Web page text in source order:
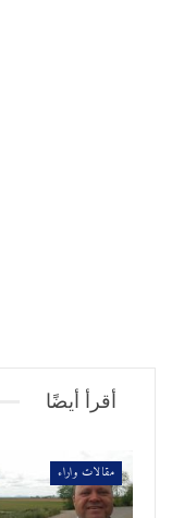
أقرأ أيضًا
مقالات واراء